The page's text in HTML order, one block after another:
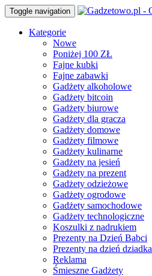
Toggle navigation
Kategorie
Nowe
Poniżej 100 ZŁ
Fajne kubki
Fajne zabawki
Gadżety alkoholowe
Gadżety bitcoin
Gadżety biurowe
Gadżety dla gracza
Gadżety domowe
Gadżety filmowe
Gadżety kulinarne
Gadżety na jesień
Gadżety na prezent
Gadżety odzieżowe
Gadżety ogrodowe
Gadżety samochodowe
Gadżety technologiczne
Koszulki z nadrukiem
Prezenty na Dzień Babci
Prezenty na dzień dziadka
Reklama
Śmieszne Gadżety